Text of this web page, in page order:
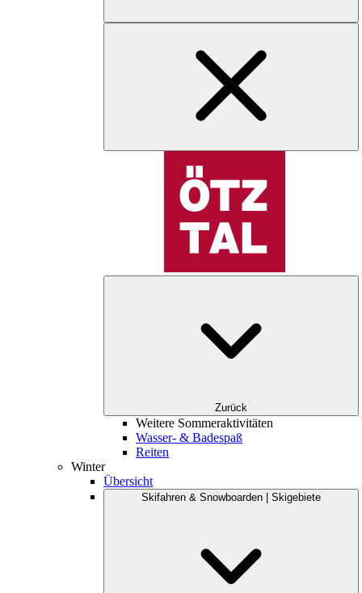
Zurück
Weitere Sommeraktivitäten
Wasser- & Badespaß
Reiten
Winter
Übersicht
Skifahren & Snowboarden | Skigebiete